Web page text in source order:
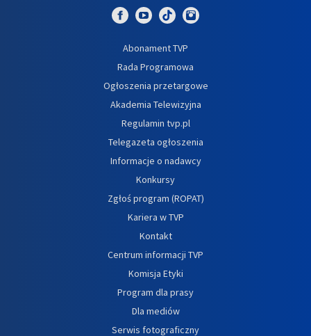
Abonament TVP
Rada Programowa
Ogłoszenia przetargowe
Akademia Telewizyjna
Regulamin tvp.pl
Telegazeta ogłoszenia
Informacje o nadawcy
Konkursy
Zgłoś program (ROPAT)
Kariera w TVP
Kontakt
Centrum informacji TVP
Komisja Etyki
Program dla prasy
Dla mediów
Serwis fotograficzny